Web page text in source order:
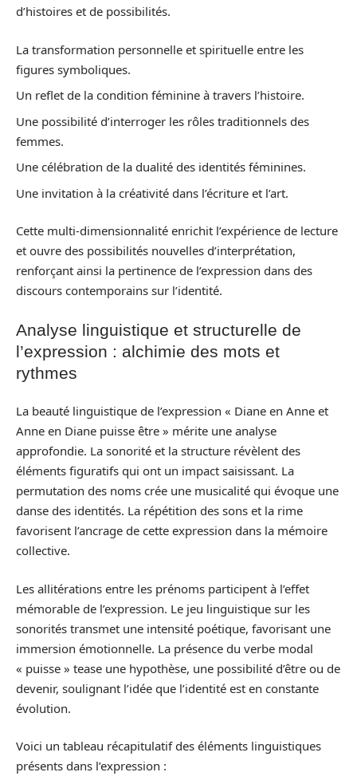
d’histoires et de possibilités.
La transformation personnelle et spirituelle entre les
figures symboliques.
Un reflet de la condition féminine à travers l’histoire.
Une possibilité d’interroger les rôles traditionnels des
femmes.
Une célébration de la dualité des identités féminines.
Une invitation à la créativité dans l’écriture et l’art.
Cette multi-dimensionnalité enrichit l’expérience de lecture
et ouvre des possibilités nouvelles d’interprétation,
renforçant ainsi la pertinence de l’expression dans des
discours contemporains sur l’identité.
Analyse linguistique et structurelle de
l’expression : alchimie des mots et
rythmes
La beauté linguistique de l’expression « Diane en Anne et
Anne en Diane puisse être » mérite une analyse
approfondie. La sonorité et la structure révèlent des
éléments figuratifs qui ont un impact saisissant. La
permutation des noms crée une musicalité qui évoque une
danse des identités. La répétition des sons et la rime
favorisent l’ancrage de cette expression dans la mémoire
collective.
Les allitérations entre les prénoms participent à l’effet
mémorable de l’expression. Le jeu linguistique sur les
sonorités transmet une intensité poétique, favorisant une
immersion émotionnelle. La présence du verbe modal
« puisse » tease une hypothèse, une possibilité d’être ou de
devenir, soulignant l’idée que l’identité est en constante
évolution.
Voici un tableau récapitulatif des éléments linguistiques
présents dans l’expression :